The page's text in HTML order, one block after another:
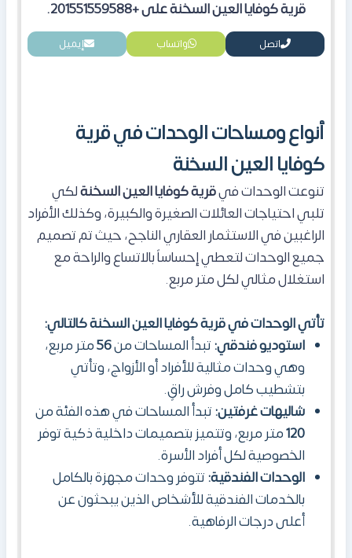
قرية كوفايا العين السخنة على +201551559588.
اتصل واتساب إيميل
أنواع ومساحات الوحدات في قرية
كوفايا العين السخنة
تنوعت الوحدات فيقرية كوفايا العين السخنةلكي
تلبي احتياجات العائلات الصغيرة والكبيرة، وكذلك الأفراد
الراغبين في الاستثمار العقاري الناجح، حيث تم تصميم
جميع الوحدات لتعطي إحساساً بالاتساع والراحة مع
استغلال مثالي لكل متر مربع.
تأتي الوحدات في قرية كوفايا العين السخنة كالتالي:
استوديو فندقي:تبدأ المساحات من56متر مربع،
وهي وحدات مثالية للأفراد أو الأزواج، وتأتي
بتشطيب كامل وفرش راقٍ.
شاليهات غرفتين:تبدأ المساحات في هذه الفئة من
120متر مربع، وتتميز بتصميمات داخلية ذكية توفر
الخصوصية لكل أفراد الأسرة.
الوحدات الفندقية:تتوفر وحدات مجهزة بالكامل
بالخدمات الفندقية للأشخاص الذين يبحثون عن
أعلى درجات الرفاهية.